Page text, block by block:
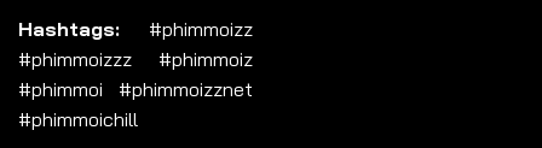
Hashtags: #phimmoizz
#phimmoizzz #phimmoiz
#phimmoi #phimmoizznet
#phimmoichill